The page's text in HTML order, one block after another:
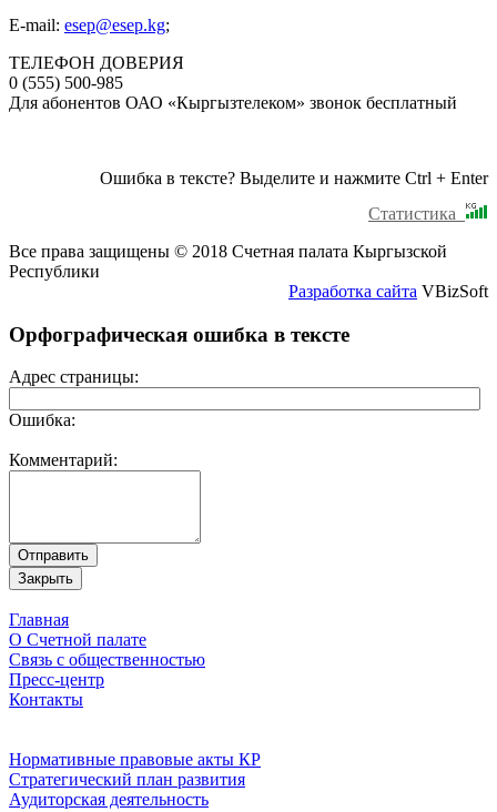
E-mail: esep@esep.kg;
ТЕЛЕФОН ДОВЕРИЯ
0 (555) 500-985
Для абонентов ОАО «Кыргызтелеком» звонок бесплатный
Ошибка в тексте? Выделите и нажмите Ctrl + Enter
Статистика
Все права защищены © 2018 Счетная палата Кыргызской
Республики
Разработка сайта VBizSoft
Орфографическая ошибка в тексте
Адрес страницы:
Ошибка:
Комментарий:
Главная
О Счетной палате
Связь с общественностью
Пресс-центр
Контакты
Нормативные правовые акты КР
Стратегический план развития
Аудиторская деятельность